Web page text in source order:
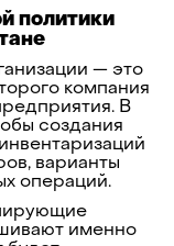
политики
— это
компания
В
создания
варианты
операций.
именно